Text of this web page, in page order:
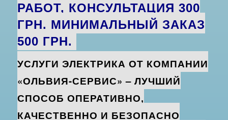
РАБОТ, КОНСУЛЬТАЦИЯ 300
ГРН. МИНИМАЛЬНЫЙ ЗАКАЗ
500 ГРН.
УСЛУГИ ЭЛЕКТРИКА ОТ КОМПАНИИ
«ОЛЬВИЯ-СЕРВИС» – ЛУЧШИЙ
СПОСОБ ОПЕРАТИВНО,
КАЧЕСТВЕННО И БЕЗОПАСНО